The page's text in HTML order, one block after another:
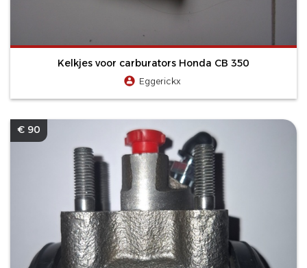
Kelkjes voor carburators Honda CB 350
Eggerickx
€ 90